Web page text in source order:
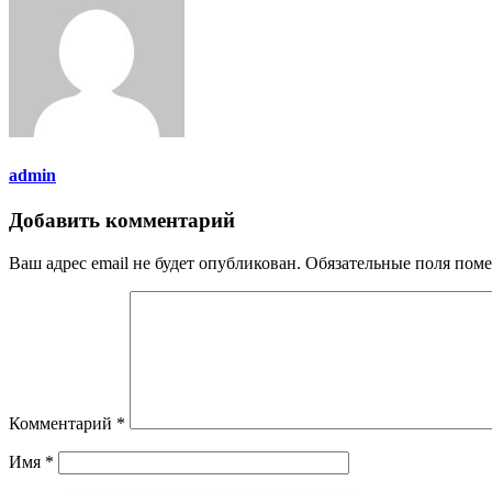
admin
Добавить комментарий
Ваш адрес email не будет опубликован. Обязательные поля
Комментарий *
Имя *